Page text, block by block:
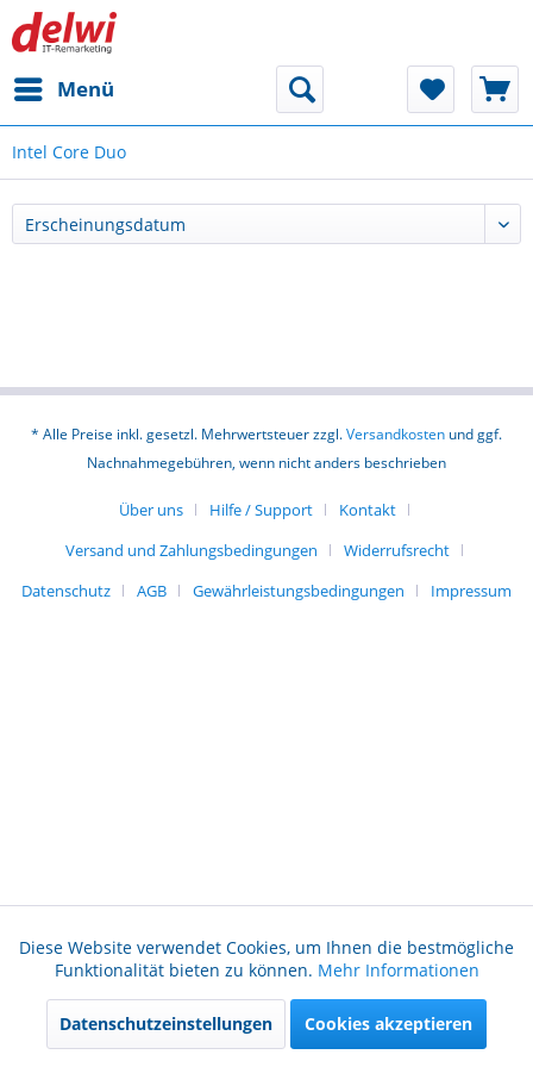
Menü
Intel Core Duo
* Alle Preise inkl. gesetzl. Mehrwertsteuer zzgl.Versandkosten und ggf.
Nachnahmegebühren, wenn nicht anders beschrieben
Über uns Hilfe / Support
Kontakt
Versand und Zahlungsbedingungen
Widerrufsrecht
Datenschutz
AGB Gewährleistungsbedingungen Impressum
Funktionale Aktiv
Marketing Aktiv
Diese Website verwendet Cookies, um Ihnen die bestmögliche
Funktionalität bieten zu können. Mehr Informationen
Datenschutzeinstellungen Cookies akzeptieren